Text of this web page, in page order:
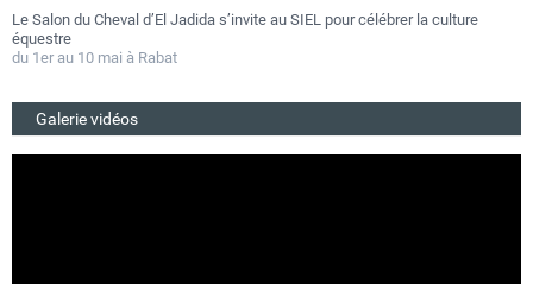
Le Salon du Cheval d’El Jadida s’invite au SIEL pour célébrer la culture
équestre
du 1er au 10 mai à Rabat
Galerie vidéos